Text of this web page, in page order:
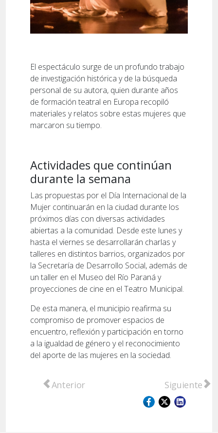
El espectáculo surge de un profundo trabajo
de investigación histórica y de la búsqueda
personal de su autora, quien durante años
de formación teatral en Europa recopiló
materiales y relatos sobre estas mujeres que
marcaron su tiempo.
Actividades que continúan
durante la semana
Las propuestas por el Día Internacional de la
Mujer continuarán en la ciudad durante los
próximos días con diversas actividades
abiertas a la comunidad. Desde este lunes y
hasta el viernes se desarrollarán charlas y
talleres en distintos barrios, organizados por
la Secretaría de Desarrollo Social, además de
un taller en el Museo del Río Paraná y
proyecciones de cine en el Teatro Municipal.
De esta manera, el municipio reafirma su
compromiso de promover espacios de
encuentro, reflexión y participación en torno
a la igualdad de género y el reconocimiento
del aporte de las mujeres en la sociedad.
Artículo anterior: Apertura del Ciclo
Anterior Artículo
Siguiente